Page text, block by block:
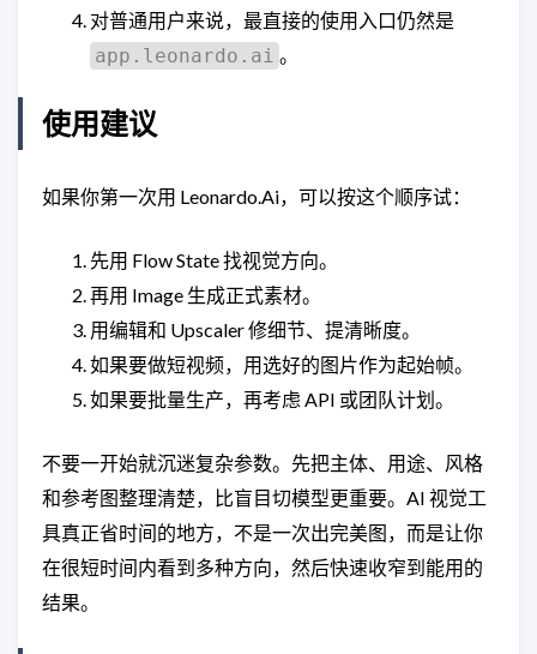
对普通用户来说，最直接的使用入口仍然是
app.leonardo.ai 。
使用建议
如果你第一次用 Leonardo.Ai，可以按这个顺序试：
先用 Flow State 找视觉方向。
再用 Image 生成正式素材。
用编辑和 Upscaler 修细节、提清晰度。
如果要做短视频，用选好的图片作为起始帧。
如果要批量生产，再考虑 API 或团队计划。
不要一开始就沉迷复杂参数。先把主体、用途、风格
和参考图整理清楚，比盲目切模型更重要。AI 视觉工
具真正省时间的地方，不是一次出完美图，而是让你
在很短时间内看到多种方向，然后快速收窄到能用的
结果。